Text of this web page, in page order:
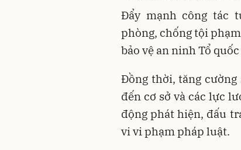
Đẩy mạnh công tác
phòng, chống tội
bảo vệ an ninh Tổ
Đồng thời, tăng
đến cơ sở và các lực
động phát hiện, đấu
vi vi phạm pháp luật.